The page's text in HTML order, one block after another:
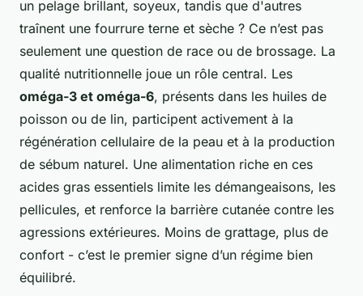
un pelage brillant, soyeux, tandis que d'autres
traînent une fourrure terne et sèche ? Ce n’est pas
seulement une question de race ou de brossage. La
qualité nutritionnelle joue un rôle central. Les
oméga-3 et oméga-6, présents dans les huiles de
poisson ou de lin, participent activement à la
régénération cellulaire de la peau et à la production
de sébum naturel. Une alimentation riche en ces
acides gras essentiels limite les démangeaisons, les
pellicules, et renforce la barrière cutanée contre les
agressions extérieures. Moins de grattage, plus de
confort - c’est le premier signe d’un régime bien
équilibré.